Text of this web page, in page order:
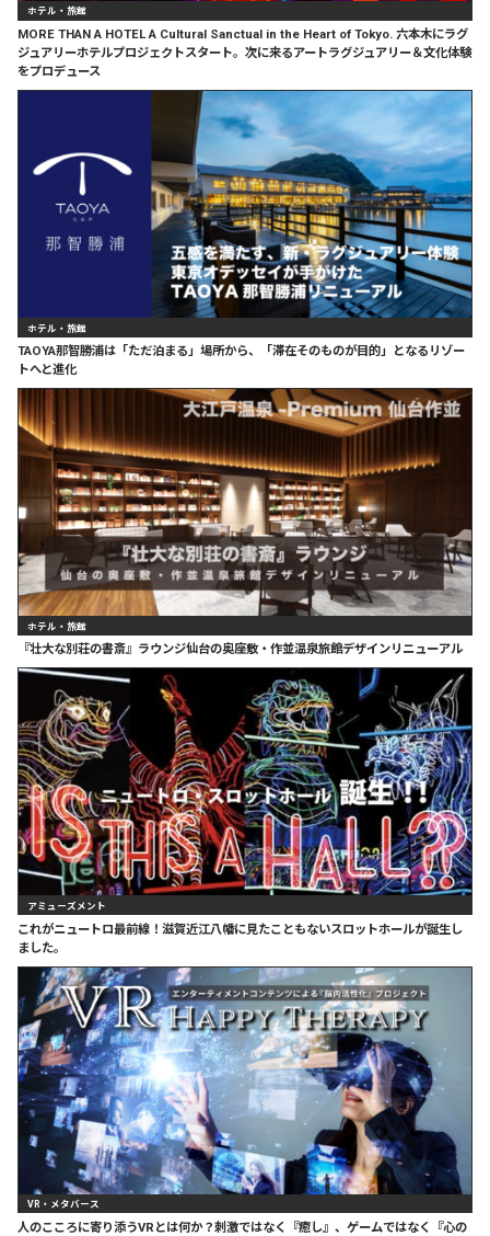
ホテル・旅館
MORE THAN A HOTEL A Cultural Sanctual in the Heart of Tokyo. 六本木にラグ
ジュアリーホテルプロジェクトスタート。次に来るアートラグジュアリー＆文化体験
をプロデュース
ホテル・旅館
TAOYA那智勝浦は「ただ泊まる」場所から、「滞在そのものが目的」となるリゾー
トへと進化
ホテル・旅館
『壮大な別荘の書斎』ラウンジ仙台の奥座敷・作並温泉旅館デザインリニューアル
アミューズメント
これがニュートロ最前線！滋賀近江八幡に見たこともないスロットホールが誕生し
ました。
VR・メタバース
人のこころに寄り添うVRとは何か？刺激ではなく『癒し』、ゲームではなく『心の